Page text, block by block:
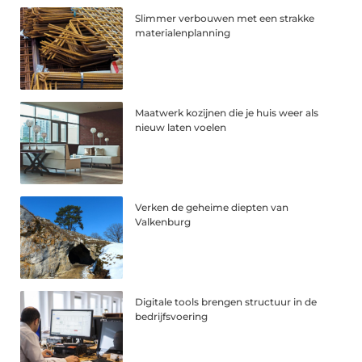
Slimmer verbouwen met een strakke
materialenplanning
Maatwerk kozijnen die je huis weer als
nieuw laten voelen
Verken de geheime diepten van
Valkenburg
Digitale tools brengen structuur in de
bedrijfsvoering